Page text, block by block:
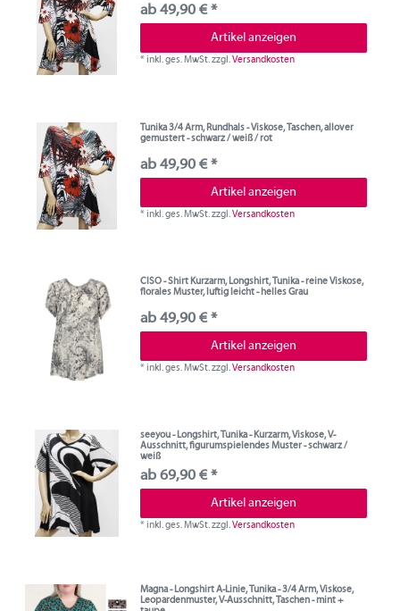
ab 49,90 € *
Artikel anzeigen
*inkl. ges. MwSt.zzgl.Versandkosten
Tunika 3/4 Arm, Rundhals - Viskose, Taschen, allover
gemustert - schwarz / weiß / rot
ab 49,90 € *
Artikel anzeigen
*inkl. ges. MwSt.zzgl.Versandkosten
CISO - Shirt Kurzarm, Longshirt, Tunika - reine Viskose,
florales Muster, luftig leicht - helles Grau
ab 49,90 € *
Artikel anzeigen
*inkl. ges. MwSt.zzgl.Versandkosten
seeyou - Longshirt, Tunika - Kurzarm, Viskose, V-
Ausschnitt, figurumspielendes Muster - schwarz /
weiß
ab 69,90 € *
Artikel anzeigen
*inkl. ges. MwSt.zzgl.Versandkosten
Magna - Longshirt A-Linie, Tunika - 3/4 Arm, Viskose,
Leopardenmuster, V-Ausschnitt, Taschen - mint +